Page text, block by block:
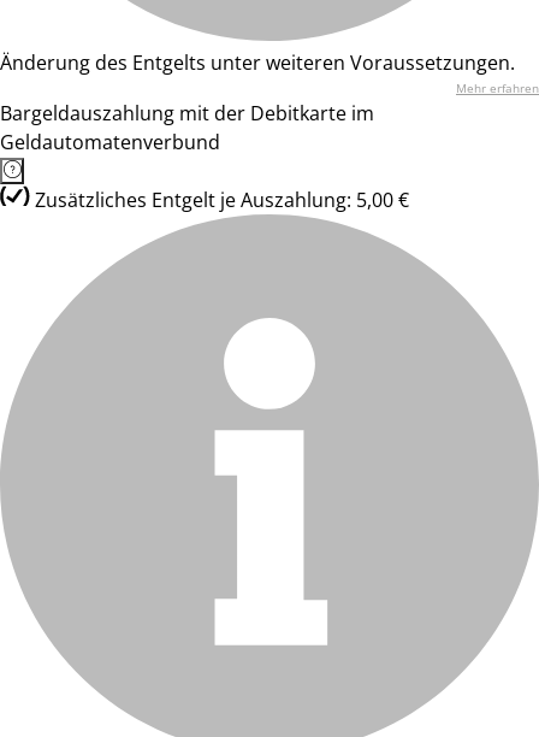
Änderung des Entgelts unter weiteren Voraussetzungen.
Mehr erfahren
Bargeldauszahlung mit der Debitkarte im
Geldautomatenverbund
Zusätzliches Entgelt je Auszahlung: 5,00 €